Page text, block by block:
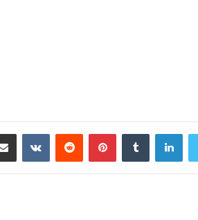
لينكدإن بينتيريست